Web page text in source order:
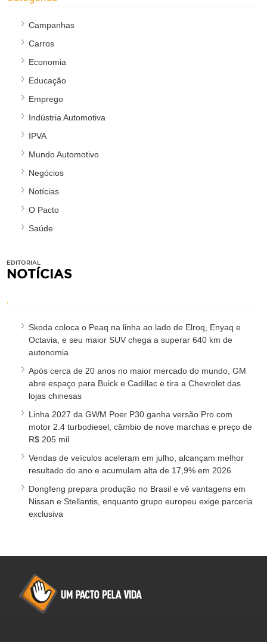
Campanhas
Carros
Economia
Educação
Emprego
Indústria Automotiva
IPVA
Mundo Automotivo
Negócios
Notícias
O Pacto
Saúde
EDITORIAL
NOTÍCIAS
.
Skoda coloca o Peaq na linha ao lado de Elroq, Enyaq e
Octavia, e seu maior SUV chega a superar 640 km de
autonomia
Após cerca de 20 anos no maior mercado do mundo, GM
abre espaço para Buick e Cadillac e tira a Chevrolet das
lojas chinesas
Linha 2027 da GWM Poer P30 ganha versão Pro com
motor 2.4 turbodiesel, câmbio de nove marchas e preço de
R$ 205 mil
Vendas de veículos aceleram em julho, alcançam melhor
resultado do ano e acumulam alta de 17,9% em 2026
Dongfeng prepara produção no Brasil e vê vantagens em
Nissan e Stellantis, enquanto grupo europeu exige parceria
exclusiva